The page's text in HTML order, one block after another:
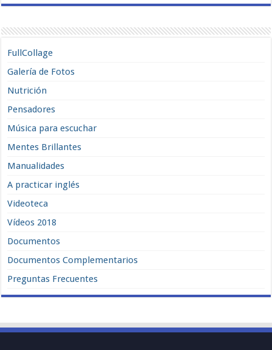
FullCollage
Galería de Fotos
Nutrición
Pensadores
Música para escuchar
Mentes Brillantes
Manualidades
A practicar inglés
Videoteca
Vídeos 2018
Documentos
Documentos Complementarios
Preguntas Frecuentes